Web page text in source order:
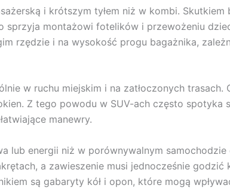
i krótszym tyłem niż w kombi. Skutkiem
sprzyja montażowi fotelików i przewożeniu
rzędzie i na wysokość progu bagażnika,
w ruchu miejskim i na zatłoczonych trasach.
Z tego powodu w SUV-ach często spotyka
manewry.
lub energii niż w porównywalnym
a zawieszenie musi jednocześnie godzić
są gabaryty kół i opon, które mogą